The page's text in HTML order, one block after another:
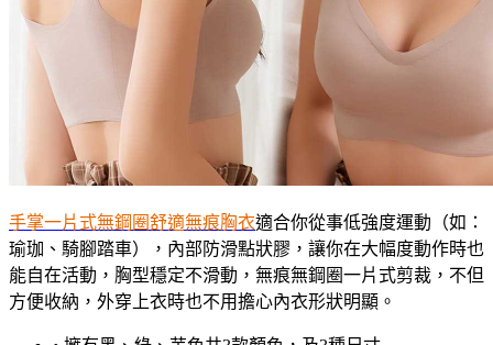
手掌一片式無鋼圈舒適無痕胸衣適合你從事低強度運動（如：
瑜珈、騎腳踏車），內部防滑點狀膠，讓你在大幅度動作時也
能自在活動，胸型穩定不滑動，無痕無鋼圈一片式剪裁，不但
方便收納，外穿上衣時也不用擔心內衣形狀明顯。